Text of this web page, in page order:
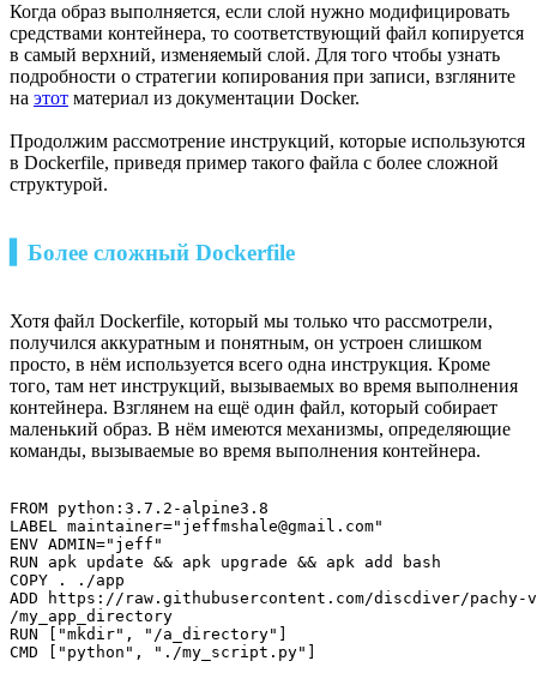
Когда образ выполняется, если слой нужно модифицировать
средствами контейнера, то соответствующий файл копируется
в самый верхний, изменяемый слой. Для того чтобы узнать
подробности о стратегии копирования при записи, взгляните
на этот материал из документации Docker.
Продолжим рассмотрение инструкций, которые используются
в Dockerfile, приведя пример такого файла с более сложной
структурой.
▍Более сложный Dockerfile
Хотя файл Dockerfile, который мы только что рассмотрели,
получился аккуратным и понятным, он устроен слишком
просто, в нём используется всего одна инструкция. Кроме
того, там нет инструкций, вызываемых во время выполнения
контейнера. Взглянем на ещё один файл, который собирает
маленький образ. В нём имеются механизмы, определяющие
команды, вызываемые во время выполнения контейнера.
FROM python:3.7.2-alpine3.8
LABEL maintainer="jeffmshale@gmail.com"
ENV ADMIN="jeff"
RUN apk update && apk upgrade && apk add bash
COPY . ./app
ADD https://raw.githubusercontent.com/discdiver/pachy-
/my_app_directory
RUN ["mkdir", "/a_directory"]
CMD ["python", "./my_script.py"]